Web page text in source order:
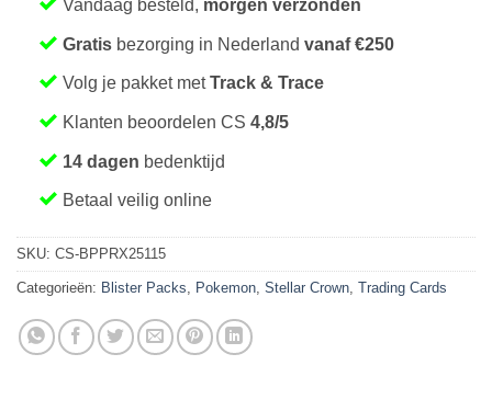
Vandaag besteld, morgen verzonden
Gratisbezorging in Nederland vanaf €250
Volg je pakket metTrack & Trace
Klanten beoordelen CS 4,8/5
14 dagen bedenktijd
Betaal veilig online
SKU: CS-BPPRX25115
Categorieën: Blister Packs Pokemon Stellar Crown Trading Cards